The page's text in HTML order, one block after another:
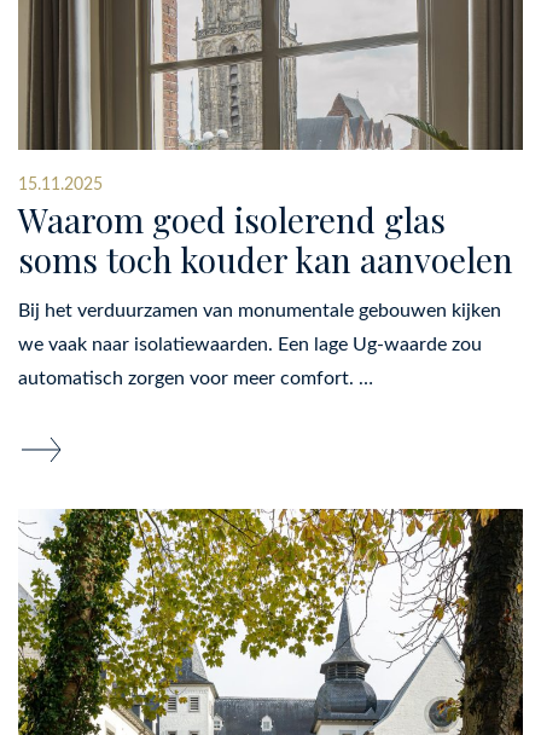
15.11.2025
Waarom goed isolerend glas
soms toch kouder kan aanvoelen
Bij het verduurzamen van monumentale gebouwen kijken
we vaak naar isolatiewaarden. Een lage Ug-waarde zou
automatisch zorgen voor meer comfort. …